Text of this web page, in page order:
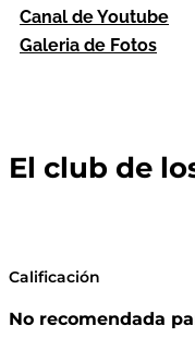
Canal de Youtube
Galeria de Fotos
El club de
Calificación
No recomendada